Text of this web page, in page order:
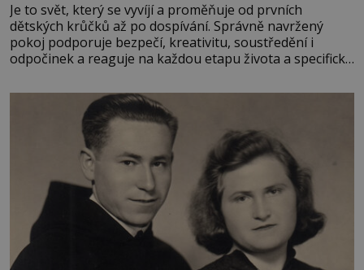
Je to svět, který se vyvíjí a proměňuje od prvních
dětských krůčků až po dospívání. Správně navržený
pokoj podporuje bezpečí, kreativitu, soustředění i
odpočinek a reaguje na každou etapu života a specifické
měkkost a bezpečí, proto by pokoj miminka měl působit
především klidně a útulně. Předškolní věk je